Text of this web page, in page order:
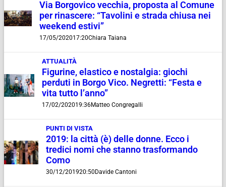
Via Borgovico vecchia, proposta al Comune
per rinascere: “Tavolini e strada chiusa nei
weekend estivi”
17/05/202017:20Chiara Taiana
ATTUALITÀ
Figurine, elastico e nostalgia: giochi
perduti in Borgo Vico. Negretti: “Festa e
vita tutto l’anno”
17/02/202019:36Matteo Congregalli
PUNTI DI VISTA
2019: la città (è) delle donne. Ecco i
tredici nomi che stanno trasformando
Como
30/12/201920:50Davide Cantoni